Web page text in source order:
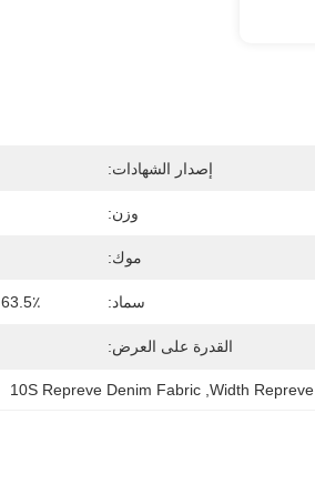
إصدار الشهادات:
وزن:
موك:
سماد: 63.5٪ قطن ، 35٪ UFP ، 1.5٪ S
القدرة على العرض:
,
10S Repreve Denim Fabric